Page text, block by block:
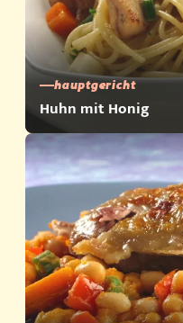
hauptgericht
Huhn mit Honig